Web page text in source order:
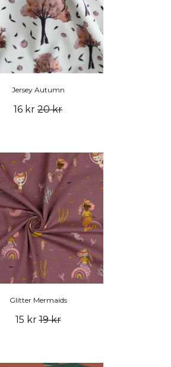
Jersey Autumn
16 kr 20 kr
Glitter Mermaids
15 kr19 kr